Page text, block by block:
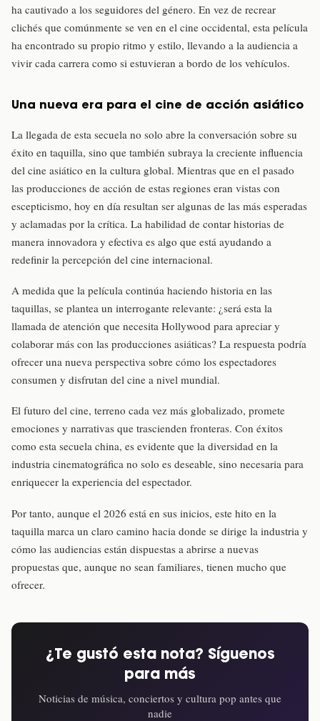
ha cautivado a los seguidores del género. En vez de recrear
clichés que comúnmente se ven en el cine occidental, esta película
ha encontrado su propio ritmo y estilo, llevando a la audiencia a
vivir cada carrera como si estuvieran a bordo de los vehículos.
Una nueva era para el cine de acción asiático
La llegada de esta secuela no solo abre la conversación sobre su
éxito en taquilla, sino que también subraya la creciente influencia
del cine asiático en la cultura global. Mientras que en el pasado
las producciones de acción de estas regiones eran vistas con
escepticismo, hoy en día resultan ser algunas de las más esperadas
y aclamadas por la crítica. La habilidad de contar historias de
manera innovadora y efectiva es algo que está ayudando a
redefinir la percepción del cine internacional.
A medida que la película continúa haciendo historia en las
taquillas, se plantea un interrogante relevante: ¿será esta la
llamada de atención que necesita Hollywood para apreciar y
colaborar más con las producciones asiáticas? La respuesta podría
ofrecer una nueva perspectiva sobre cómo los espectadores
consumen y disfrutan del cine a nivel mundial.
El futuro del cine, terreno cada vez más globalizado, promete
emociones y narrativas que trascienden fronteras. Con éxitos
como esta secuela china, es evidente que la diversidad en la
industria cinematográfica no solo es deseable, sino necesaria para
enriquecer la experiencia del espectador.
Por tanto, aunque el 2026 está en sus inicios, este hito en la
taquilla marca un claro camino hacia donde se dirige la industria y
cómo las audiencias están dispuestas a abrirse a nuevas
propuestas que, aunque no sean familiares, tienen mucho que
ofrecer.
¿Te gustó esta nota? Síguenos
para más
Noticias de música, conciertos y cultura pop antes que
nadie